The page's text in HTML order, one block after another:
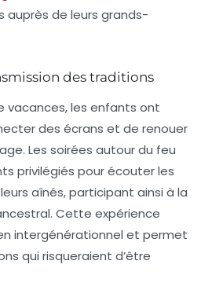
auprès de leurs grands-
des traditions
vacances, les enfants ont
des écrans et de renouer
Les soirées autour du feu
privilégiés pour écouter les
aînés, participant ainsi à la
. Cette expérience
intergénérationnel et permet
qui risqueraient d’être